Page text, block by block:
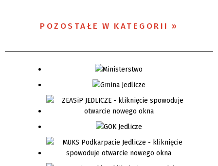
POZOSTAŁE W KATEGORII